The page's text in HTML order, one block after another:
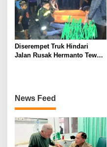
Diserempet Truk Hindari
Jalan Rusak Hermanto Tewas
News Feed